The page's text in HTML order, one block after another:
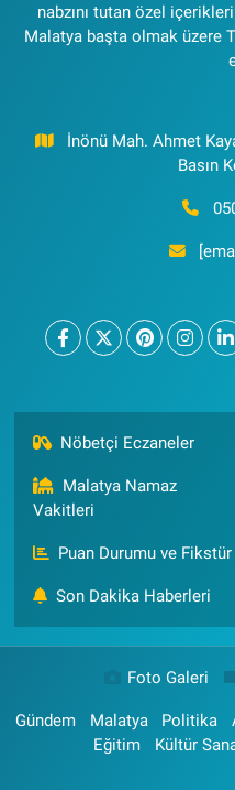
nabzını tutan özel
Malatya başta olmak üzere
İnönü Mah. Ahmet
Basın
Nöbetçi Eczaneler
Malatya Namaz
Vakitleri
Puan Durumu ve Fikstür
Son Dakika Haberleri
Foto Galeri
Gündem Malatya Politika
Eğitim
Kültür